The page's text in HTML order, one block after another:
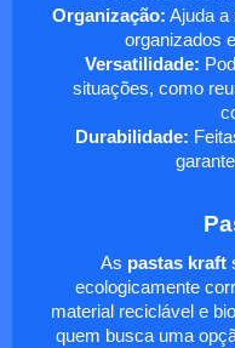
Organização: Ajuda a
organizados
Versatilidade:
situações, como
Durabilidade:
As pastas kraft
ecologicamente
material reciclável e
quem busca uma